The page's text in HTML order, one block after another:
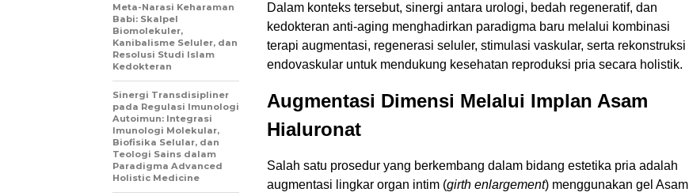
Dalam konteks tersebut, sinergi antara urologi, bedah regeneratif, dan
kedokteran anti-aging menghadirkan paradigma baru melalui kombinasi
terapi augmentasi, regenerasi seluler, stimulasi vaskular, serta rekonstruksi
endovaskular untuk mendukung kesehatan reproduksi pria secara holistik.
Augmentasi Dimensi Melalui Implan Asam
Hialuronat
Salah satu prosedur yang berkembang dalam bidang estetika pria adalah
augmentasi lingkar organ intim (girth enlargement) menggunakan gel Asam
Meta-Narasi Keharaman
Babi: Skalpel
Biomolekuler,
Kanibalisme Seluler, dan
Resolusi Studi Islam
Kedokteran
Sinergi Transdisipliner
pada Regulasi Imunologi
Autoimun: Integrasi
Imunologi Molekular,
Biofisika Selular, dan
Teologi Sains dalam
Paradigma Advanced
Holistic Medicine